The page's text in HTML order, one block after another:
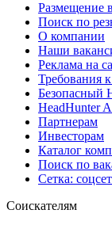
Размещение
Поиск по
О компании
Наши
Реклама на
Требования
Безопасный
HeadHunter
Партнерам
Инвесторам
Каталог
Поиск по
Сетка:
Соискателям